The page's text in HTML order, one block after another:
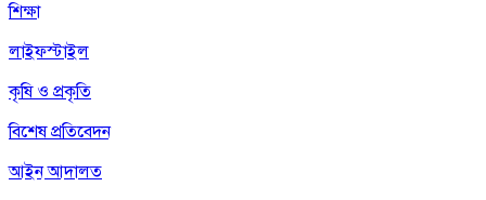
শিক্ষা
লাইফস্টাইল
কৃষি ও প্রকৃতি
বিশেষ প্রতিবেদন
আইন আদালত